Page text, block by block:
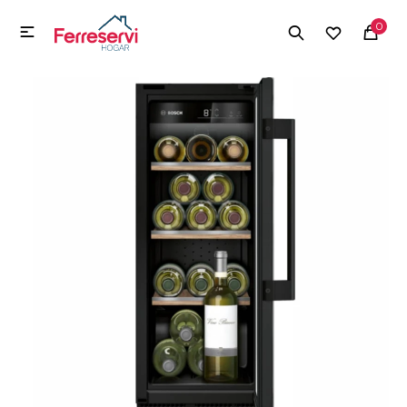
0

MI CUENTA
Herramientas y Construcción
Herramientas y Construcción
Electrodomésticos